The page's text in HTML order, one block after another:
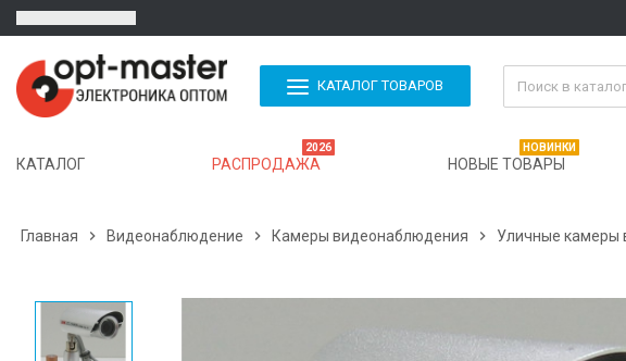
КАТАЛОГ ТОВАРОВ
КАТАЛОГ РАСПРОДАЖА
2026
НОВЫЕ ТОВАРЫ
НОВИНКИ
Главная  Видеонаблюдение  Камеры видеонаблюдения  Уличные камеры